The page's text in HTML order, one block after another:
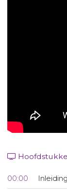
00:00 Inleiding